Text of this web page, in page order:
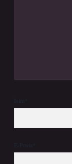
İsim*
E-Posta*